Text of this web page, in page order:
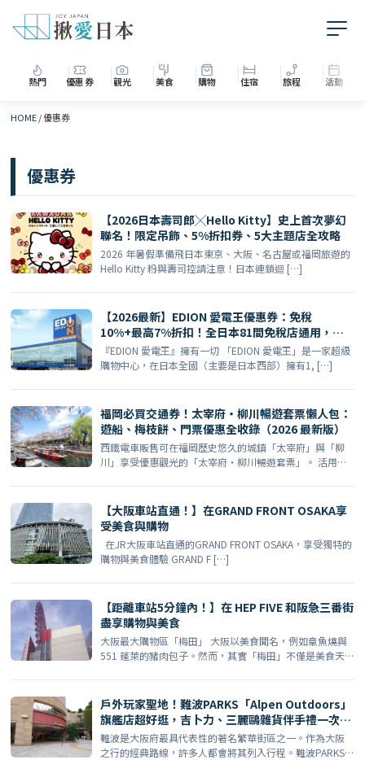
熱門 優惠券 觀光 美食 購物 住宿 旅程 活動
HOME/優惠券
優惠券
【2026日本壽司郎╳Hello Kitty】史上首次夢幻
聯名！限定吊飾、5%折扣券、5大主題店全攻略
2026 年暑假準備飛日本東京、大阪、名古屋或福岡旅遊的
Hello Kitty 粉與壽司控請注意！日本連鎖迴 […]
【2026最新】EDION 愛電王優惠券：免稅
10%+最高7%折扣！全日本81間免稅店通用，電
器美妝一站購齊
『EDION 愛電王』擁有一切 「EDION 愛電王」是一家超級
購物中心，在日本全國（主要是日本西部）擁有1, […]
福岡必買交通券！太宰府・柳川暢遊套票懶人包：
遊船、梅枝餅、門票優惠全收錄（2026 最新版）
西鐵電車販售可在福岡歷史悠久的城鎮「太宰府」與「柳
川」享受優惠觀光的「太宰府・柳川暢遊套票」。 活用這
【大阪車站直通！】在GRAND FRONT OSAKA享
受美食與購物
在JR大阪車站直通的GRAND FRONT OSAKA，享受獨特的
購物與美食體驗 GRAND F […]
【距離車站5分鐘內！】在 HEP FIVE 和阪急三番街
盡享購物與美食
大阪最大購物區「梅田」 大阪以美食聞名，例如章魚燒與
551 蓬萊的豬肉包子。然而，其實「梅田」不僅是美食天
戶外玩家聖地！難波PARKS「Alpen Outdoors」
旗艦店超好逛，吉卜力、三麗鷗雜貨伴手禮一次買
齊
難波是大阪府最具代表性的著名繁華街區之一。作為大阪
之行的經典路線，許多人都會將其列入行程。難波PARKS